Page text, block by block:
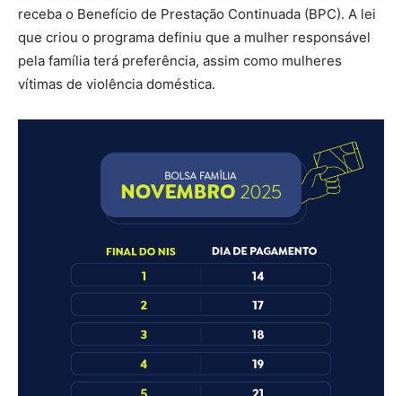
receba o Benefício de Prestação Continuada (BPC). A lei
que criou o programa definiu que a mulher responsável
pela família terá preferência, assim como mulheres
vítimas de violência doméstica.